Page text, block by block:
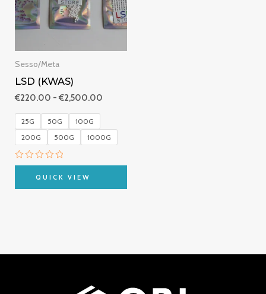
Sesso/Meta
LSD (KWAS)
€220.00 - €2,500.00
€2,500.00
25G 50G
100G
200G
500G 1000G
Valutato
5
QUICK VIEW